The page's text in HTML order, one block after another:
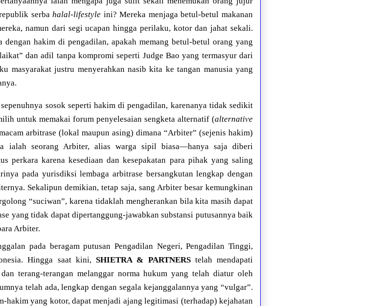
serbahalal-lifestyle ini? Mereka menjaga betul-betul makanan
namun dari segi ucapan hingga perilaku, kotor dan jahat sekali.
dengan hakim di pengadilan, apakah memang betul-betul orang yang
dan adil tanpa kompromi seperti Judge Bao yang termasyur dari
masyarakat justru menyerahkan nasib kita ke tangan manusia yang
sosok seperti hakim di pengadilan, karenanya tidak sedikit
untuk memakai forum penyelesaian sengketa alternatif (alternative
arbitrase (lokal maupun asing) dimana “Arbiter” (sejenis hakim)
ialah seorang Arbiter, alias warga sipil biasa—hanya saja diberi
perkara karena kesediaan dan kesepakatan para pihak yang saling
pada yurisdiksi lembaga arbitrase bersangkutan lengkap dengan
Sekalipun demikian, tetap saja, sang Arbiter besar kemungkinan
“suciwan”, karena tidaklah mengherankan bila kita masih dapat
yang tidak dapat dipertanggung-jawabkan substansi putusannya baik
Arbiter.
pada beragam putusan Pengadilan Negeri, Pengadilan Tinggi,
Hingga saat kini,SHIETRA & PARTNERStelah mendapati
terang-terangan melanggar norma hukum yang telah diatur oleh
telah ada, lengkap dengan segala kejanggalannya yang “vulgar”.
hakim yang kotor, dapat menjadi ajang legitimasi (terhadap) kejahatan